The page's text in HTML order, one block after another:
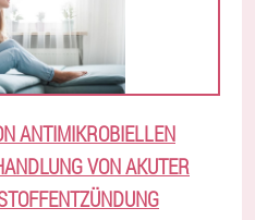
ANTIMIKROBIELLEN
VON AKUTER